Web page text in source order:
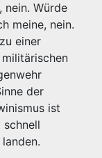
nein. Würde
meine, nein.
einer
der
ist